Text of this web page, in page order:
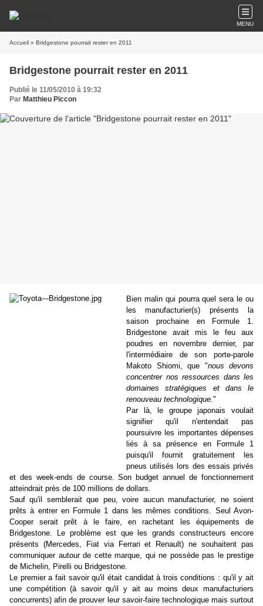
MENU
Accueil » Bridgestone pourrait rester en 2011
Bridgestone pourrait rester en 2011
Publié le 11/05/2010 à 19:32
Par Matthieu Piccon
Bien malin qui pourra quel sera le ou
les manufacturier(s) présents la
saison prochaine en Formule 1.
Bridgestone avait mis le feu aux
poudres en novembre dernier, par
l'intermédiaire de son porte-parole
Makoto Shiomi, que "nous devons
concentrer nos ressources dans les
domaines stratégiques et dans le
renouveau technologique."
Par là, le groupe japonais voulait
signifier qu'il n'entendait pas
poursuivre les importantes dépenses
liés à sa présence en Formule 1
puisqu'il fournit gratuitement les
pneus utilisés lors des essais privés
et des week-ends de course. Son budget annuel de fonctionnement
atteindrait près de 100 millions de dollars.
Sauf qu'il semblerait que peu, voire aucun manufacturier, ne soient
prêts à entrer en Formule 1 dans les mêmes conditions. Seul Avon-
Cooper serait prêt à le faire, en rachetant les équipements de
Bridgestone. Le problème est que les grands constructeurs encore
présents (Mercedes, Fiat via Ferrari et Renault) ne souhaitent pas
communiquer autour de cette marque, qui ne possède pas le prestige
de Michelin, Pirelli ou Bridgestone.
Le premier a fait savoir qu'il était candidat à trois conditions : qu'il y ait
une compétition (à savoir qu'il y ait au moins deux manufacturiers
concurrents) afin de prouver leur savoir-faire technologique mais surtout